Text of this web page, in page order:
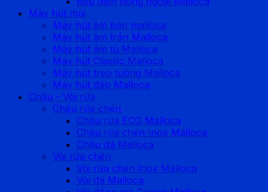
Máy hút mùi
Máy hút âm bàn malloca
Máy hút âm trần Malloca
Máy hút âm tủ Malloca
Máy hút Classic Malloca
Máy hút treo tường Malloca
Máy hút đảo Malloca
Chậu - Vòi rửa
Chậu rửa chén
Chậu rửa ECO Malloca
Chậu rửa chén Inox Malloca
Chậu đá Malloca
Vòi rửa chén
Vòi rửa chén Inox Malloca
Vòi đá Malloca